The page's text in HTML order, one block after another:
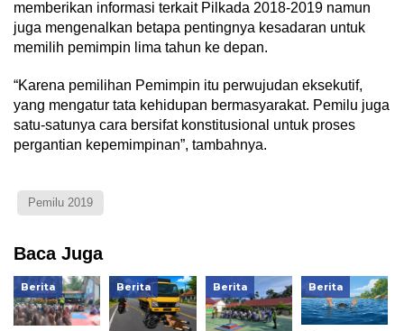
memberikan informasi terkait Pilkada 2018-2019 namun
juga mengenalkan betapa pentingnya kesadaran untuk
memilih pemimpin lima tahun ke depan.
“Karena pemilihan Pemimpin itu perwujudan eksekutif,
yang mengatur tata kehidupan bermasyarakat. Pemilu juga
satu-satunya cara bersifat konstitusional untuk proses
pergantian kepemimpinan”, tambahnya.
Pemilu 2019
Baca Juga
Berita Berita Berita Berita